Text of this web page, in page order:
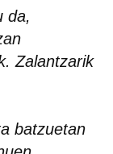
da,
Zalantzarik
batzuetan